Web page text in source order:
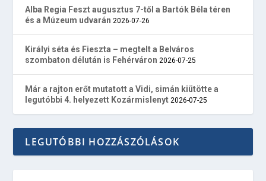
Alba Regia Feszt augusztus 7-től a Bartók Béla téren
és a Múzeum udvarán 2026-07-26
Királyi séta és Fieszta – megtelt a Belváros
szombaton délután is Fehérváron 2026-07-25
Már a rajton erőt mutatott a Vidi, simán kiütötte a
legutóbbi 4. helyezett Kozármislenyt 2026-07-25
LEGUTÓBBI HOZZÁSZÓLÁSOK